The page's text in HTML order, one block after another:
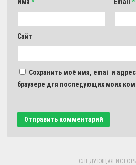
Имя * Email *
Сайт
Сохранить моё имя, email и
браузере для последующих моих
СЛЕДУЮЩАЯ